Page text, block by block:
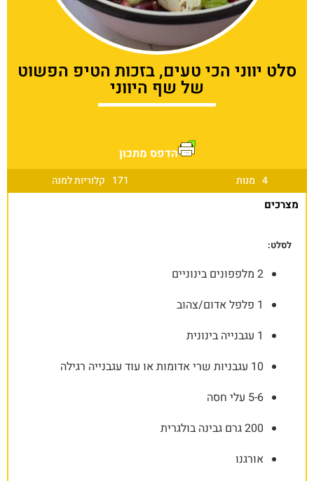
סלט יווני הכי טעים, בזכות הטיפ הפשוט
של שף היווני
הדפס מתכון
4 מנות 171 קלוריות למנה
מצרכים
לסלט:
2 מלפפונים בינוניים
1 פלפל אדום/צהוב
1 עגבנייה בינונית
10 עגבניות שרי אדומות או עוד עגבנייה רגילה
5-6 עלי חסה
200 גרם גבינה בולגרית
אורגנו